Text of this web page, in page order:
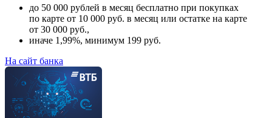
до 50 000 рублей в месяц бесплатно при покупках
по карте от 10 000 руб. в месяц или остатке на карте
от 30 000 руб.,
иначе 1,99%, минимум 199 руб.
На сайт банка